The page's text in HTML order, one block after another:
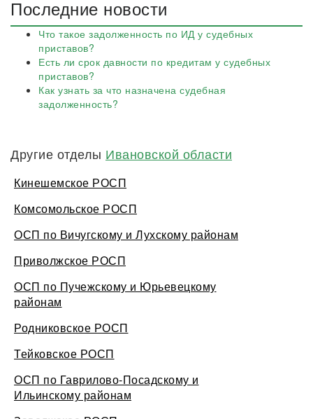
Последние новости
Что такое задолженность по ИД у судебных
приставов?
Есть ли срок давности по кредитам у судебных
приставов?
Как узнать за что назначена судебная
задолженность?
Другие отделы Ивановской области
Кинешемское РОСП
Комсомольское РОСП
ОСП по Вичугскому и Лухскому районам
Приволжское РОСП
ОСП по Пучежскому и Юрьевецкому
районам
Родниковское РОСП
Тейковское РОСП
ОСП по Гаврилово-Посадскому и
Ильинскому районам